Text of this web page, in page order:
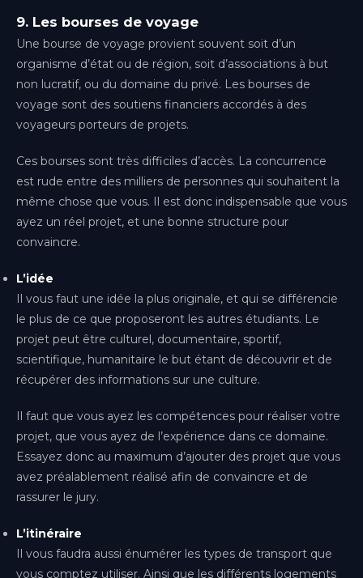
9. Les bourses de voyage
Une bourse de voyage provient souvent soit d’un
organisme d’état ou de région, soit d’associations à but
non lucratif, ou du domaine du privé. Les bourses de
voyage sont des soutiens financiers accordés à des
voyageurs porteurs de projets.
Ces bourses sont très difficiles d’accès. La concurrence
est rude entre des milliers de personnes qui souhaitent la
même chose que vous. Il est donc indispensable que vous
ayez un réel projet, et une bonne structure pour
convaincre.
L’idée
Il vous faut une idée la plus originale, et qui se différencie
le plus de ce que proposeront les autres étudiants. Le
projet peut être culturel, documentaire, sportif,
scientifique, humanitaire le but étant de découvrir et de
récupérer des informations sur une culture.
Il faut que vous ayez les compétences pour réaliser votre
projet, que vous ayez de l’expérience dans ce domaine.
Essayez donc au maximum d’ajouter des projet que vous
avez préalablement réalisé afin de convaincre et de
rassurer le jury.
L’itinéraire
Il vous faudra aussi énumérer les types de transport que
vous comptez utiliser. Ainsi que les différents logements